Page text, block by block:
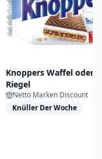
Knoppers Waffel oder
Riegel
Netto Marken Discount
Knüller Der Woche